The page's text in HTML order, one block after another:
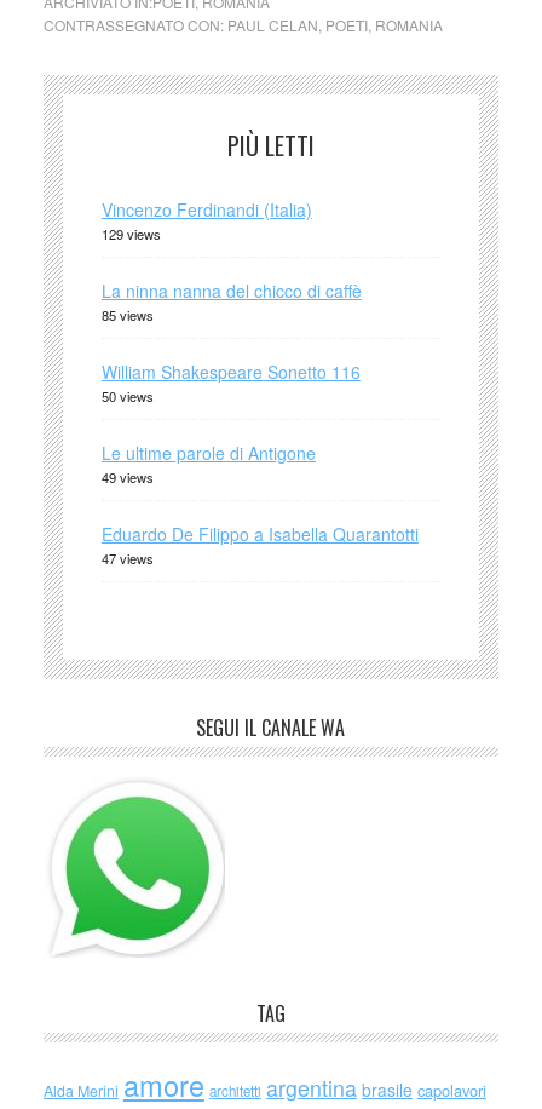
CONTRASSEGNATO CON: PAUL CELAN POETI, ROMANIA
PIÙ LETTI
Vincenzo Ferdinandi (Italia)
129 views
La ninna nanna del chicco di caffè
85 views
William Shakespeare Sonetto 116
50 views
Le ultime parole di Antigone
49 views
Eduardo De Filippo a Isabella Quarantotti
47 views
SEGUI IL CANALE WA
TAG
Alda Merini amore architetti argentina brasile capolavori